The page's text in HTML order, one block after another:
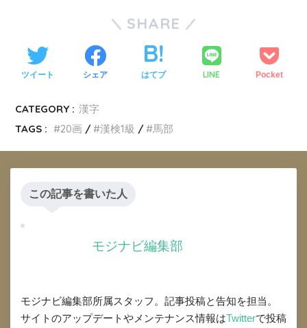
SHARE
ツイート シェア はてブ LINE Pocket
CATEGORY : 漢字
TAGS :
20画 漢検1級 馬部
この記事を書いた人
モジナビ編集部
モジナビ編集部所属スタッフ。記事投稿と告知を担当。
サイトのアップデートやメンテナンス情報はTwitterで投稿